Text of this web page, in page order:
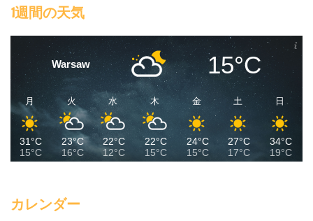
1週間の天気
Warsaw 15°C
月
31°C
15°C
火
23°C
16°C
水
22°C
12°C
木
22°C
15°C
金
24°C
15°C
土
27°C
17°C
日
34°C
19°C
カレンダー